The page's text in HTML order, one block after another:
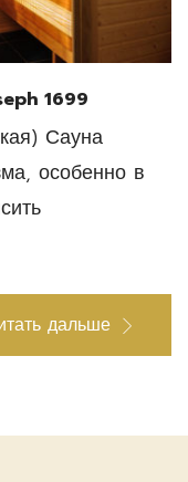
1699
Сауна
особенно в
дальше